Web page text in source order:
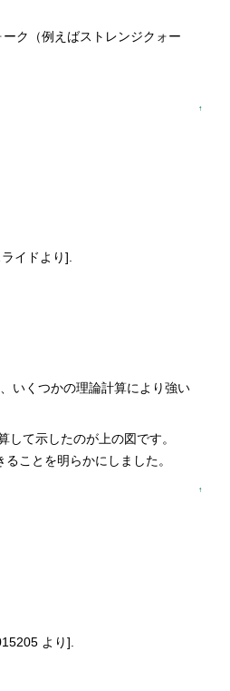
ク（例えばストレンジクォー
↑
イドより].
いくつかの理論計算により強い
て示したのが上の図です。
ことを明らかにしました。
↑
より].